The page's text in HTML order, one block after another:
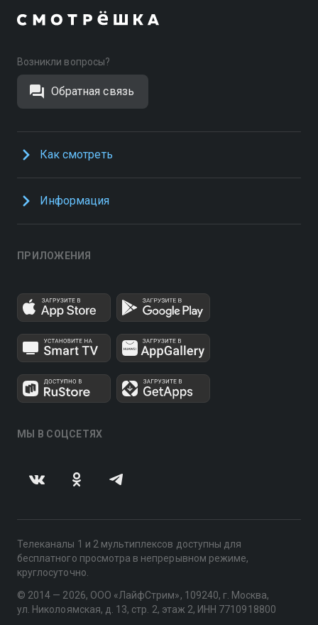
Возникли вопросы?
Обратная связь
Как смотреть
Информация
ПРИЛОЖЕНИЯ
МЫ В СОЦСЕТЯХ
Телеканалы 1 и 2 мультиплексов доступны для
бесплатного просмотра в непрерывном режиме,
круглосуточно.
© 2014 — 2026, ООО «ЛайфСтрим», 109240, г. Москва,
ул. Николоямская, д. 13, стр. 2, этаж 2, ИНН 7710918800